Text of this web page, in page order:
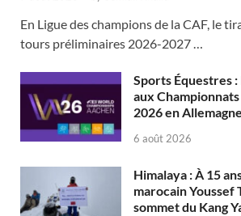
En Ligue des champions de la CAF, le
tours préliminaires 2026-2027 …
Sports Équestres
aux
2026 en Allemagne
6 août 2026
Himalaya : À 15
marocain Youssef
sommet du Kang